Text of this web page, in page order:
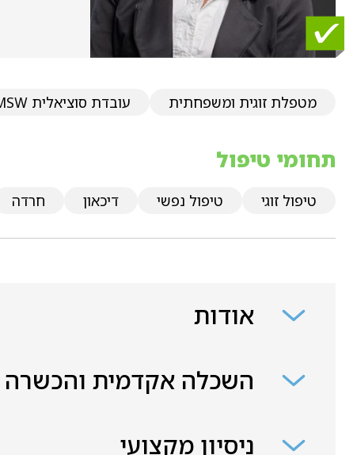
מטפלת זוגית ומשפחתית עובדת סוציאלית MSW
תחומי טיפול
טיפול זוגי טיפול נפשי דיכאון חרדה
אודות
השכלה אקדמית והכשרה
ניסיון מקצועי